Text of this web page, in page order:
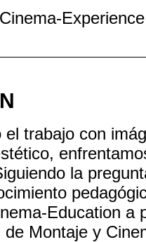
Cinema-
el trabajo con
la
Education a
de Montaje y